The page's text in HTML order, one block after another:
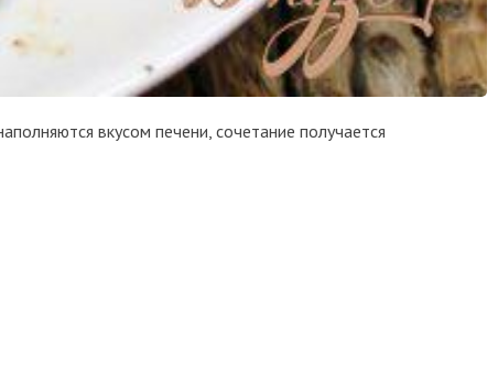
вкусом печени, сочетание получается